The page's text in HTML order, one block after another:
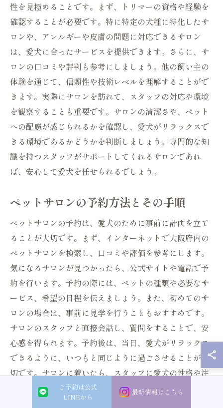
性を見極めることです。まず、トリマーの資格や経験を
確認することが必要です。特に特定の犬種に特化したサ
ロンや、アレルギーや皮膚の問題に対応できるサロン
は、愛犬に合ったサービスを提供できます。さらに、サ
ロンの口コミや評判も参考にしましょう。他の飼い主の
体験を通じて、信頼性や技術レベルを理解することがで
きます。実際にサロンを訪れて、スタッフの対応や環境
を観察することも重要です。サロンの清潔さや、ペット
への配慮が感じられるかを確認し、愛犬がリラックスで
きる環境であるかどうかを判断しましょう。専門的な知
識を持つスタッフがサポートしてくれるサロンであれ
ば、安心して愛犬を任せられるでしょう。
ペットサロンの予約方法とその手順
ペットサロンの予約は、愛犬のために事前に計画を立て
ることが大切です。まず、インターネットで大阪府内の
ペットサロンを検索し、口コミや評価を参考にします。
気になるサロンが見つかったら、公式サイトや電話で予
約を行います。予約の際には、ペットの種類や必要なサ
ービス、希望の日程を伝えましょう。また、初めてのサ
ロンの場合は、事前に見学を行うこともおすすめです。
サロンのスタッフと直接会話し、質問をすることで、安
心感を得られます。予約後は、当日、愛犬がリラックス
できるように、いつもと同じように過ごさせることが大
切です。サロンに着いたら、スタッフに愛犬の性格や注
意点を伝え、スムーズな施術が行えるように配慮しまし
ご予約は公式
LINEから
最新情報はこちら